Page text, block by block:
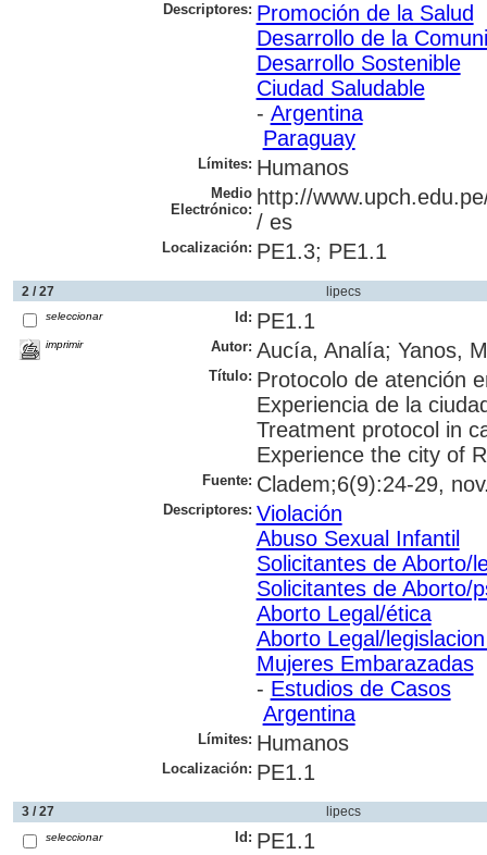
Descriptores: Promoción de la Salud
Desarrollo de la
Desarrollo Sostenible
Ciudad Saludable
- Argentina
Paraguay
Límites: Humanos
Medio
Electrónico:
http://
/ es
Localización: PE1.3; PE1.1
2 / 27 lipecs
seleccionar
imprimir
Id: PE1.1
Autor: Aucía, Analía; Yanos,
Título: Protocolo de atención
Experiencia de la
Treatment protocol in
Experience the city of
Fuente: Cladem;6(9):24-29,
Descriptores: Violación
Abuso Sexual Infantil
Solicitantes de Aborto/
Solicitantes de Aborto/
Aborto Legal/ética
Aborto Legal/
Mujeres Embarazadas
- Estudios de Casos
Argentina
Límites: Humanos
Localización: PE1.1
3 / 27 lipecs
seleccionar Id: PE1.1